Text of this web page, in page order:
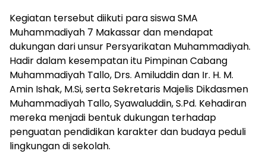
Kegiatan tersebut diikuti para siswa SMA
Muhammadiyah 7 Makassar dan mendapat
dukungan dari unsur Persyarikatan Muhammadiyah.
Hadir dalam kesempatan itu Pimpinan Cabang
Muhammadiyah Tallo, Drs. Amiluddin dan Ir. H. M.
Amin Ishak, M.Si, serta Sekretaris Majelis Dikdasmen
Muhammadiyah Tallo, Syawaluddin, S.Pd. Kehadiran
mereka menjadi bentuk dukungan terhadap
penguatan pendidikan karakter dan budaya peduli
lingkungan di sekolah.